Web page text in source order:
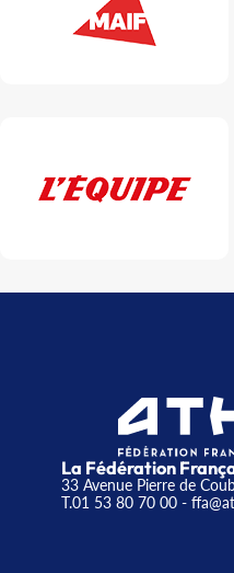
La Fédération
33 Avenue Pierre de
T.01 53 80 70 00-